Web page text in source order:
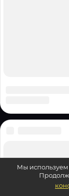
Мы используем